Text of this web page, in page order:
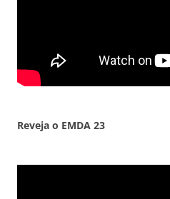
Reveja o EMDA 23